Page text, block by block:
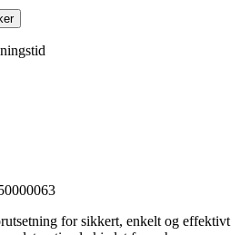
for sikkert, enkelt og effektivt